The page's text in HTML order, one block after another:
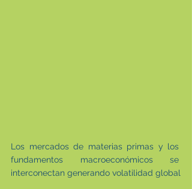
Los mercados de materias primas y los
fundamentos macroeconómicos se
interconectan generando volatilidad global